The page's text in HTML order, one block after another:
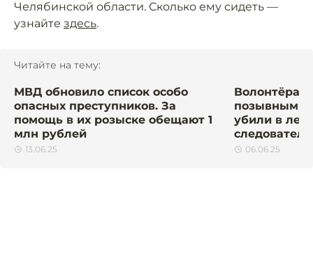
Челябинской области. Сколько ему сидеть —
узнайте здесь.
Читайте на тему:
МВД обновило список особо
опасных преступников. За
помощь в их розыске обещают 1
млн рублей
13.06.25
Волонтёра
позывным
убили в
следователи
06.06.25